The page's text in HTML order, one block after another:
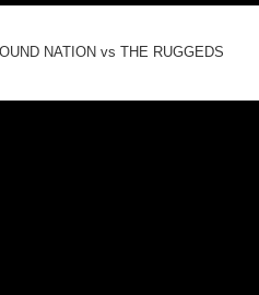
NATION vs THE RUGGEDS